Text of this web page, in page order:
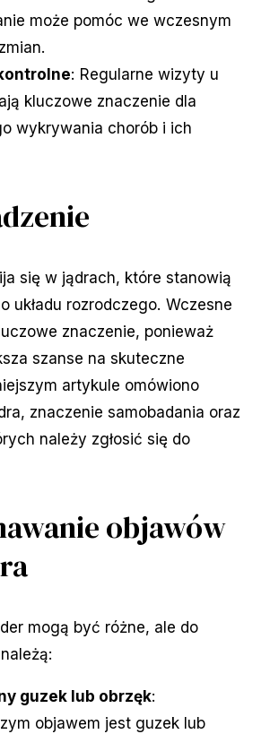
może pomóc we wczesnym
: Regularne wizyty u
kluczowe znaczenie dla
wykrywania chorób i ich
się w jądrach, które stanowią
układu rozrodczego. Wczesne
znaczenie, ponieważ
szanse na skuteczne
artykule omówiono
znaczenie samobadania oraz
należy zgłosić się do
objawów
mogą być różne, ale do
guzek lub obrzęk:
objawem jest guzek lub